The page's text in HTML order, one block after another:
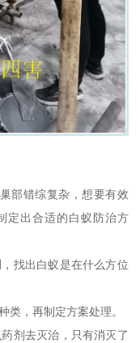
部错综复杂，想要有效
定出合适的白蚁防治方
找出白蚁是在什么方位
类，再制定方案处理。
剂去灭治，只有消灭了